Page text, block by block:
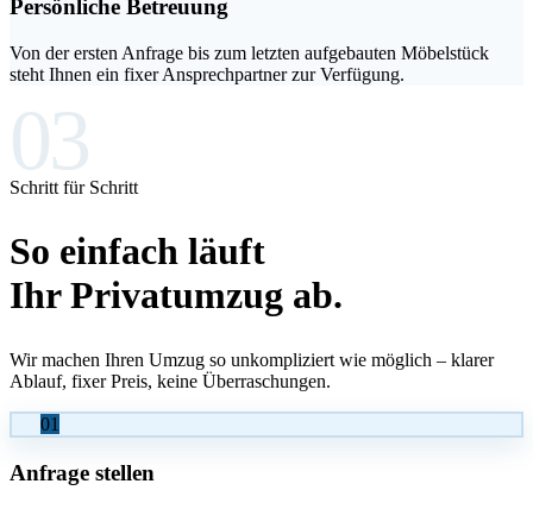
Persönliche Betreuung
Von der ersten Anfrage bis zum letzten aufgebauten Möbelstück
steht Ihnen ein fixer Ansprechpartner zur Verfügung.
03
Schritt für Schritt
So einfach läuft
Ihr Privatumzug ab.
Wir machen Ihren Umzug so unkompliziert wie möglich – klarer
Ablauf, fixer Preis, keine Überraschungen.
01
Anfrage stellen